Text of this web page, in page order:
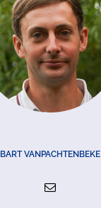
BART VANPACHTENBEKE